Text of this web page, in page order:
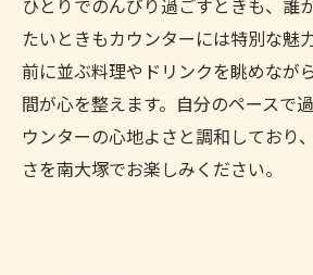
ひとりでのんびり過ごすときも、誰
たいときもカウンターには特別な魅
前に並ぶ料理やドリンクを眺めなが
間が心を整えます。自分のペースで
ウンターの心地よさと調和しており
さを南大塚でお楽しみください。